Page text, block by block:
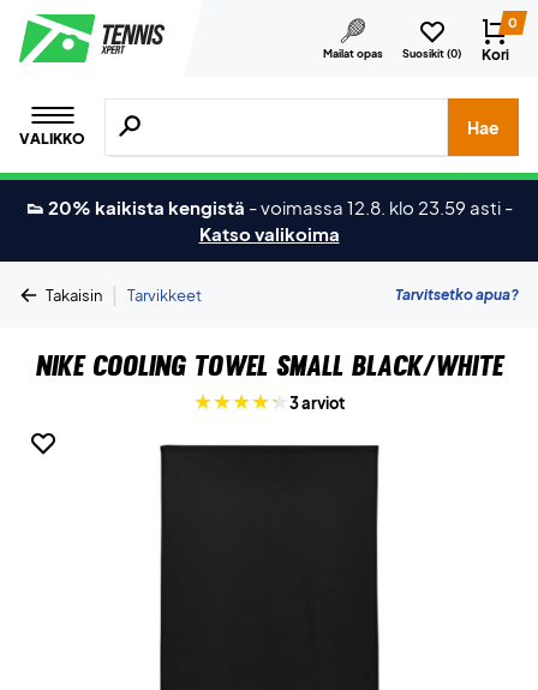
Mailat opas Suosikit (0)
0
Kori
VALIKKO
Hae tuotteita, merkkejä jne.
Hae
👟 20% kaikista kengistä -voimassa 12.8. klo 23.59 asti -
Katso valikoima
Takaisin | Tarvikkeet Tarvitsetko apua?
Nike Cooling Towel Small Black/White
3 arviot